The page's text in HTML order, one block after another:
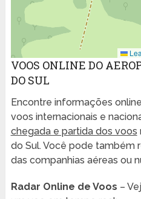
VOOS ONLINE DO
DO SUL
Encontre informações
voos internacionais e
chegada e partida dos voos
do Sul. Você pode também
das companhias aéreas ou
Radar Online de Voos –